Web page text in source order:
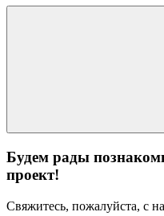
Будем рады
проект!
Свяжитесь, пожалуйста, с